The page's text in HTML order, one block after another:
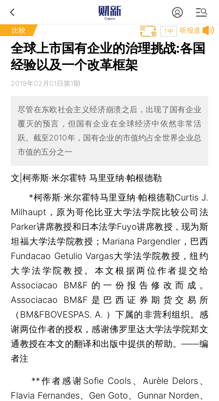
比较 听报道
T中
全球上市国有企业的治理挑战:各国
经验以及一个改革框架
2019年02月01日第1期
尽管在东欧社会主义经济崩溃之后，出现了国有企业
覆灭的预言，但国有企业在全球经济中依然非常活
跃。截至2010年，国有企业的市值约占全世界企业总
市值的五分之一
文|柯蒂斯·米尔霍特 马里亚纳·帕根德勒
*柯蒂斯·米尔霍特马里亚纳·帕根德勒Curtis J.
Milhaupt，原为哥伦比亚大学法学院比较公司法
Parker讲席教授和日本法学Fuyo讲席教授，现为斯
坦福大学法学院教授；Mariana Pargendler，巴西
Fundacao Getulio Vargas大学法学院教授，纽约
大学法学院教授。本文根据两位作者提交给
Associacao BM&F的一份报告修改而成。
Associacao BM&F是巴西证券期货交易所
（BM&FBOVESPAS. A. ）下属的非营利组织。感
谢两位作者的授权，感谢佛罗里达大学法学院郑文
通教授在本文的翻译和出版中提供的帮助。——编
者注
**作者感谢Sofie Cools、Aurèle Delors、
Flavia Fernandes、Gen Goto、Gunnar Norden、